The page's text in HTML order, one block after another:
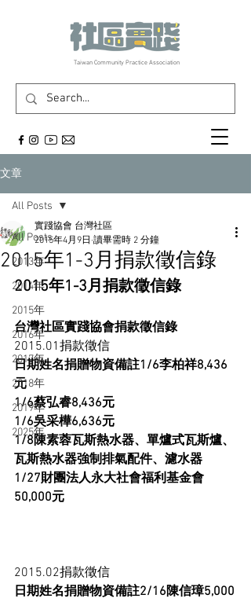
​Taiwan Community Practice Association
文章
All Posts
2013年
2014年
2015年
2016年
2017年
2018年
2019年
2025年
All Posts
2015年1-3月捐款徵信錄
實踐協會 台灣社區
2015年4月9日 讀畢需時 2 分鐘
2015年1-3月捐款徵信錄
台灣社區實踐協會捐款徵信錄
2015.01捐款徵信
日期姓名捐贈物資備註1/6李柏祥8,436
元
1/6蔡弘睿8,436元
1/6吳采樺6,636元
1/8陳素蓉瓦斯熱水器、單爐式瓦斯爐、
瓦斯熱水器強制排氣配件、濾水器
1/27財團法人永大社會福利基金會
50,000元
2015.02捐款徵信
日期姓名捐贈物資備註2/16陳信璋5,000